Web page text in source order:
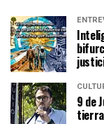
9 de
tierra